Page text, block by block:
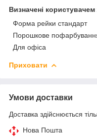
Визначені
Форма рейки стандарт
Порошкове
Для офіса
Приховати
Умови доставки
Доставка здійснюється
Нова Пошта